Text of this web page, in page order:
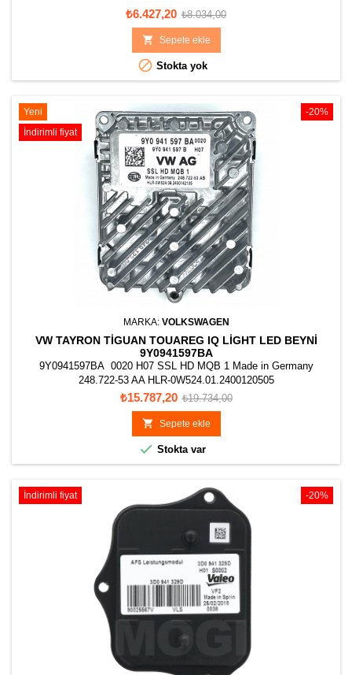
Fiyat
₺6.427,20 Normal
fiyat
₺8.034,00
 Sepete ekle
 Stokta yok
-20%
Yeni
İndirimli fiyat
MARKA: VOLKSWAGEN
VW TAYRON TIGUAN TOUAREG IQ LIGHT LED BEYNI
9Y0941597BA
9Y0941597BA 0020 H07 SSL HD MQB 1 Made in Germany
248.722-53 AA HLR-0W524.01.2400120505
Fiyat
₺15.787,20 Normal
fiyat
₺19.734,00
 Sepete ekle
 Stokta var
-20%
İndirimli fiyat